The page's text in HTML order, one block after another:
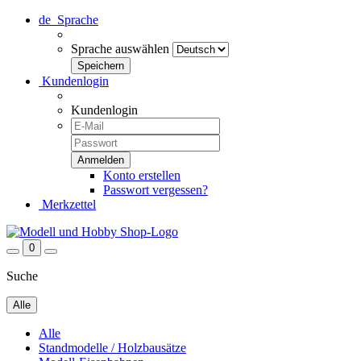
de Sprache
Sprache auswählen
Kundenlogin
Kundenlogin
Konto erstellen
Passwort vergessen?
Merkzettel
0
Suche
Alle
Alle
Standmodelle / Holzbausätze